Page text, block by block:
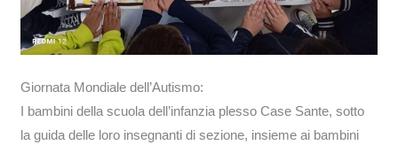
Giornata Mondiale dell’Autismo:
I bambini della scuola dell’infanzia plesso Case Sante, sotto
la guida delle loro insegnanti di sezione, insieme ai bambini